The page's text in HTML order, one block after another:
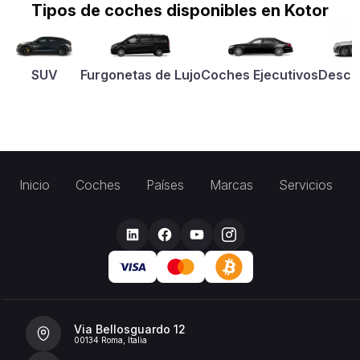
Tipos de coches disponibles en Kotor
SUV Furgonetas de LujoCoches Ejecutivos
Inicio Coches Países Marcas Servicios
Via Bellosguardo 12
00134 Roma, Italia